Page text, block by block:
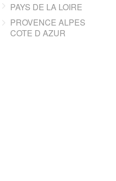
PAYS DE LA LOIRE
PROVENCE ALPES
COTE D AZUR